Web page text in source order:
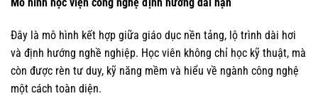
Mô hình học viện công nghệ định hướng dài hạn
Đây là mô hình kết hợp giữa giáo dục nền tảng, lộ trình dài hơi
và định hướng nghề nghiệp. Học viên không chỉ học kỹ thuật, mà
còn được rèn tư duy, kỹ năng mềm và hiểu về ngành công nghệ
một cách toàn diện.